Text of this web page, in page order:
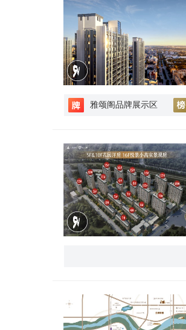
雅颂阁品牌展示区